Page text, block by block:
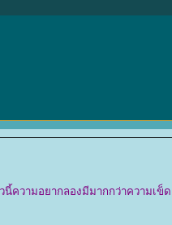
ความอยากลองมีมากกว่าความเข็ด